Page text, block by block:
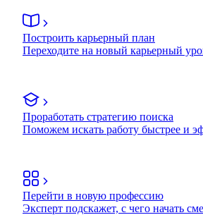
Построить карьерный план
Переходите на новый карьерный
Проработать стратегию поиска
Поможем искать работу быстрее и
Перейти в новую профессию
Эксперт подскажет, с чего начать